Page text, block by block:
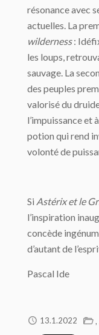
résonance avec
actuelles. La
wilderness:
les loups,
sauvage. La
des peuples
valorisé du
l’impuissance et
potion qui rend
volonté de
Si Astérix et le
l’inspiration
concède
d’autant de
Pascal Ide
13.1.2022 ,